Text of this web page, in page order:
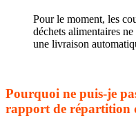
Pour le moment, les
déchets alimentaires
une livraison
Pourquoi ne puis-je
rapport de répartition